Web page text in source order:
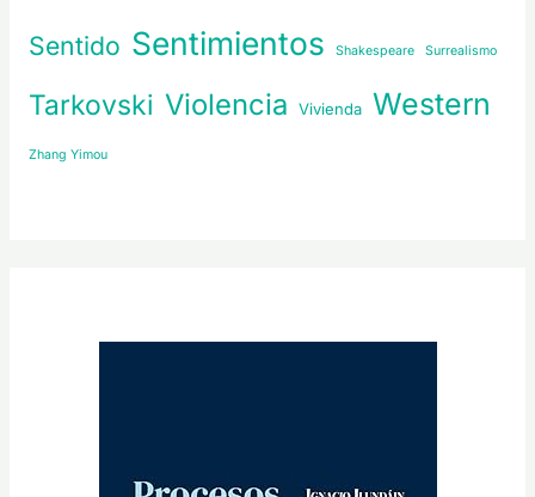
Sentido Sentimientos Shakespeare Surrealismo
Tarkovski Violencia Vivienda Western
Zhang Yimou